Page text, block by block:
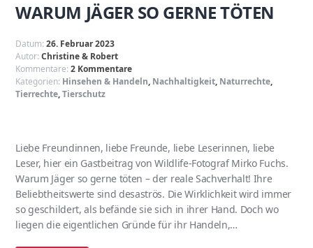
WARUM JÄGER SO GERNE TÖTEN
Datum:26. Februar 2023
Autor:Christine & Robert
Kommentare:2 Kommentare
Kategorien: Hinsehen & Handeln, Nachhaltigkeit, Naturrechte,
Tierrechte,Tierschutz
Liebe Freundinnen, liebe Freunde, liebe Leserinnen, liebe
Leser, hier ein Gastbeitrag von Wildlife-Fotograf Mirko Fuchs.
Warum Jäger so gerne töten – der reale Sachverhalt! Ihre
Beliebtheitswerte sind desaströs. Die Wirklichkeit wird immer
so geschildert, als befände sie sich in ihrer Hand. Doch wo
liegen die eigentlichen Gründe für ihr Handeln,…